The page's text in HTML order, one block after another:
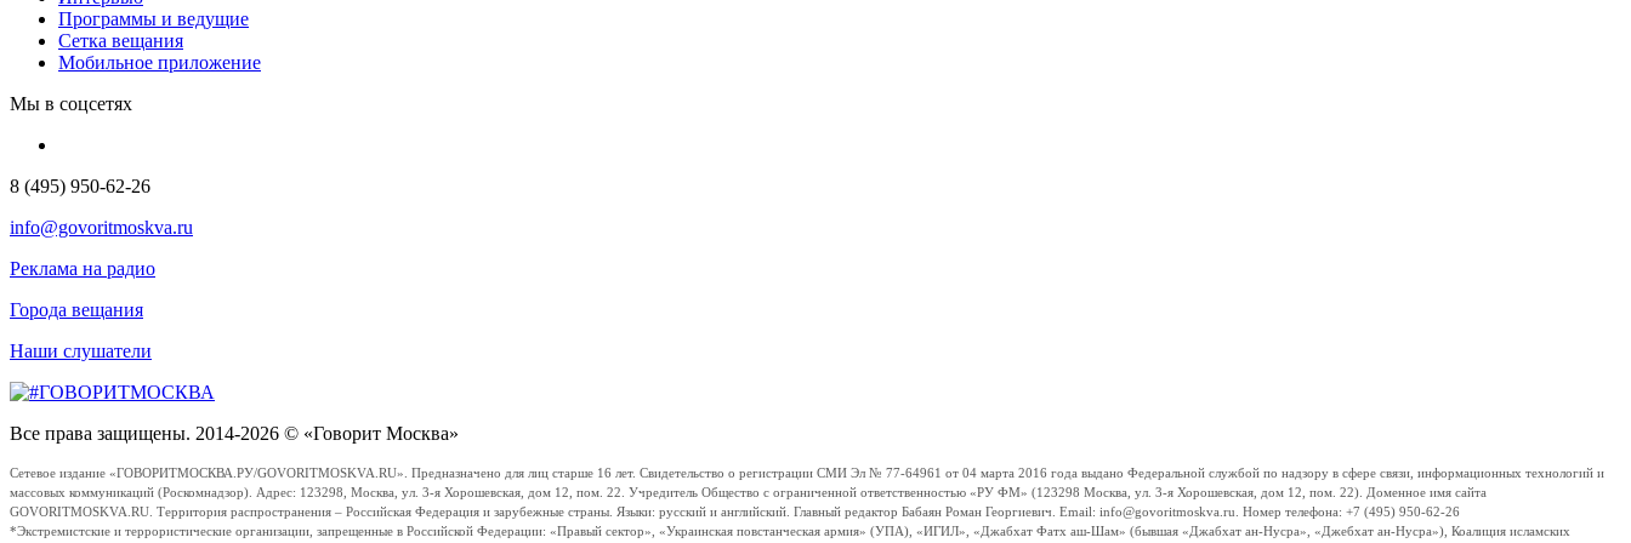
Программы и ведущие
Сетка вещания
Мобильное приложение
Мы в соцсетях
8 (495) 950-62-26
info@govoritmoskva.ru
Реклама на радио
Города вещания
Наши слушатели
Все права защищены. 2014-2026 © «Говорит Москва»
Сетевое издание «ГОВОРИТМОСКВА.РУ/GOVORITMOSKVA.RU». Предназначено для лиц старше 16 лет. Свидетельство о регистрации СМИ Эл № 77-64961 от 04 марта 2016 года выдано Федеральной службой по надзору в сфере связи, информационных технологий и
массовых коммуникаций (Роскомнадзор). Адрес: 123298, Москва, ул. 3-я Хорошевская, дом 12, пом. 22. Учредитель Общество с ограниченной ответственностью «РУ ФМ» (123298 Москва, ул. 3-я Хорошевская, дом 12, пом. 22). Доменное имя сайта
GOVORITMOSKVA.RU. Территория распространения – Российская Федерация и зарубежные страны. Языки: русский и английский. Главный редактор Бабаян Роман Георгиевич. Email: info@govoritmoskva.ru. Номер телефона: +7 (495) 950-62-26
*Экстремистские и террористические организации, запрещенные в Российской Федерации: «Правый сектор», «Украинская повстанческая армия» (УПА), «ИГИЛ», «Джабхат Фатх аш-Шам» (бывшая «Джабхат ан-Нусра», «Джебхат ан-Нусра»), Коалиция исламских